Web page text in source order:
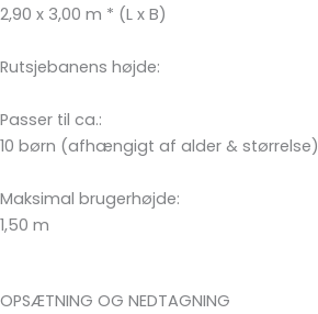
2,90 x 3,00 m * (L x B)
Rutsjebanens højde:
Passer til ca.:
10 børn (afhængigt af alder & størrelse)
Maksimal brugerhøjde:
1,50 m
OPSÆTNING OG NEDTAGNING